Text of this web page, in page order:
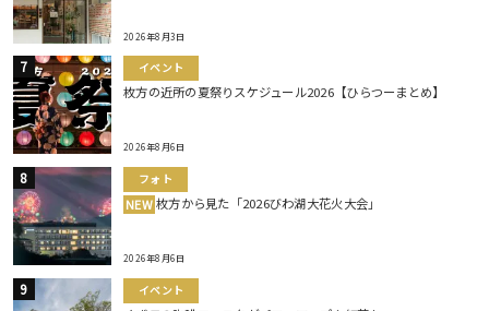
2026年8月3日
イベント
枚方の近所の夏祭りスケジュール2026【ひらつーまとめ】
2026年8月6日
フォト
NEW 枚方から見た「2026びわ湖大花火大会」
2026年8月6日
イベント